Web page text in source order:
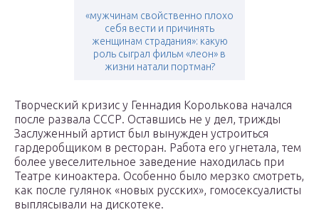
«мужчинам свойственно плохо
себя вести и причинять
женщинам страдания»: какую
роль сыграл фильм «леон» в
жизни натали портман?
Творческий кризис у Геннадия Королькова начался
после развала СССР. Оставшись не у дел, трижды
Заслуженный артист был вынужден устроиться
гардеробщиком в ресторан. Работа его угнетала, тем
более увеселительное заведение находилась при
Театре киноактера. Особенно было мерзко смотреть,
как после гулянок «новых русских», гомосексуалисты
выплясывали на дискотеке.